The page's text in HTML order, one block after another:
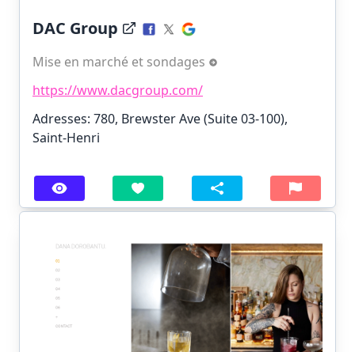
DAC Group
Mise en marché et sondages
https://www.dacgroup.com/
Adresses: 780, Brewster Ave (Suite 03-100),
Saint-Henri